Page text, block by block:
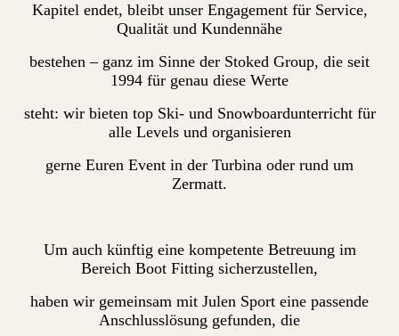
Kapitel endet, bleibt unser Engagement für Service,
Qualität und Kundennähe
bestehen – ganz im Sinne der Stoked Group, die seit
1994 für genau diese Werte
steht: wir bieten top Ski- und Snowboardunterricht für
alle Levels und organisieren
gerne Euren Event in der Turbina oder rund um
Zermatt.
Um auch künftig eine kompetente Betreuung im
Bereich Boot Fitting sicherzustellen,
haben wir gemeinsam mit Julen Sport eine passende
Anschlusslösung gefunden, die